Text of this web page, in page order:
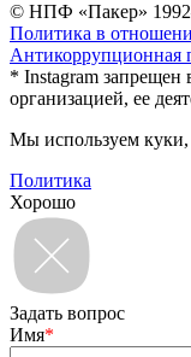
© НПФ «Пакер»
Политика в
Антикоррупционная
* Instagram запрещен
организацией, ее
Мы используем куки,
Политика
Хорошо
Задать вопрос
Имя*